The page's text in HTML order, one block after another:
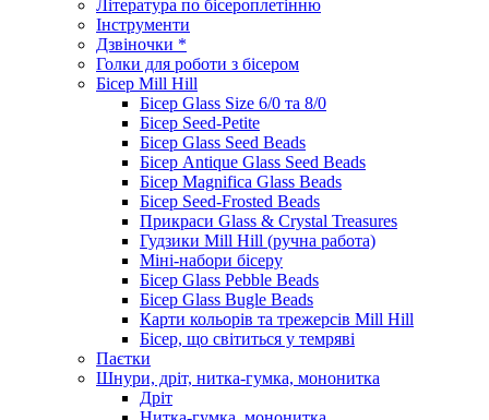
Література по бісероплетінню
Інструменти
Дзвіночки *
Голки для роботи з бісером
Бісер Mill Hill
Бісер Glass Size 6/0 та 8/0
Бісер Seed-Petite
Бісер Glass Seed Beads
Бісер Antique Glass Seed Beads
Бісер Magnifica Glass Beads
Бісер Seed-Frosted Beads
Прикраси Glass & Crystal Treasures
Гудзики Mill Hill (ручна работа)
Міні-набори бісеру
Бісер Glass Pebble Beads
Бісер Glass Bugle Beads
Карти кольорів та трежерсів Mill Hill
Бісер, що світиться у темряві
Паєтки
Шнури, дріт, нитка-гумка, мононитка
Дріт